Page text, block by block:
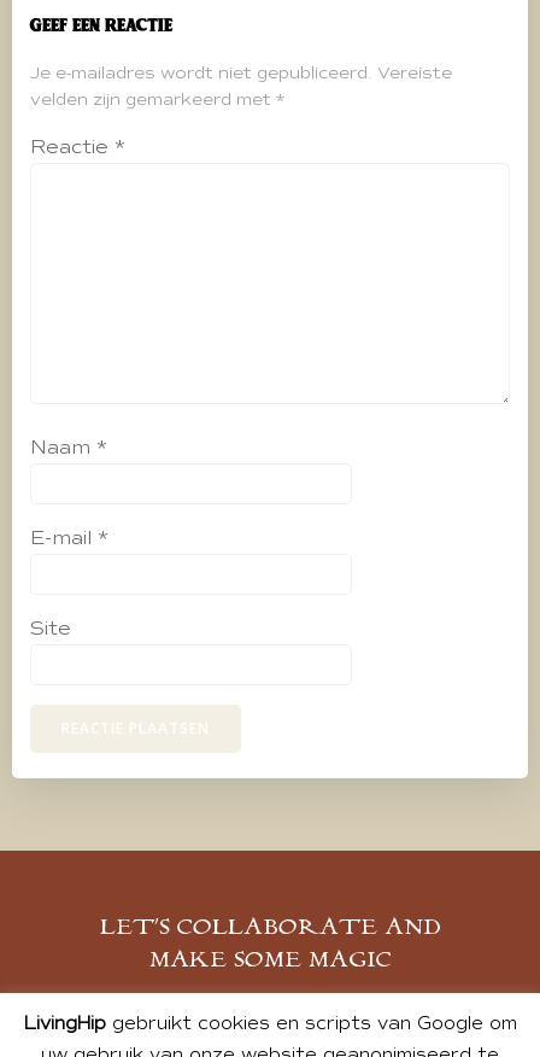
Geef een reactie
Je e-mailadres wordt niet gepubliceerd. Vereiste
velden zijn gemarkeerd met *
Reactie *
Naam *
E-mail *
Site
LET’S COLLABORATE AND
MAKE SOME MAGIC
MELD JE AAN
LivingHipgebruikt cookies en scripts van Google om